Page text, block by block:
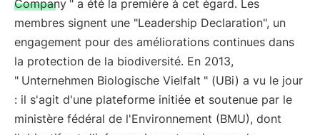
Company " a été la première à cet égard. Les
membres signent une "Leadership Declaration", un
engagement pour des améliorations continues dans
la protection de la biodiversité. En 2013,
" Unternehmen Biologische Vielfalt " (UBi) a vu le jour
: il s'agit d'une plateforme initiée et soutenue par le
ministère fédéral de l'Environnement (BMU), dont